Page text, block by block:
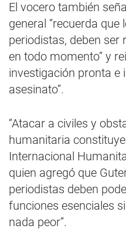
El vocero también
general “recuerda que
periodistas, deben ser
en todo momento” y
investigación pronta e
asesinato”.
“Atacar a civiles y
humanitaria
Internacional
quien agregó que
periodistas deben
funciones esenciales
nada peor”.